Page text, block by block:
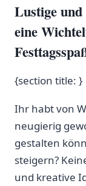
Lustige
eine
{section title: }
Ihr habt von
neugierig
gestalten
steigern?
und kreative